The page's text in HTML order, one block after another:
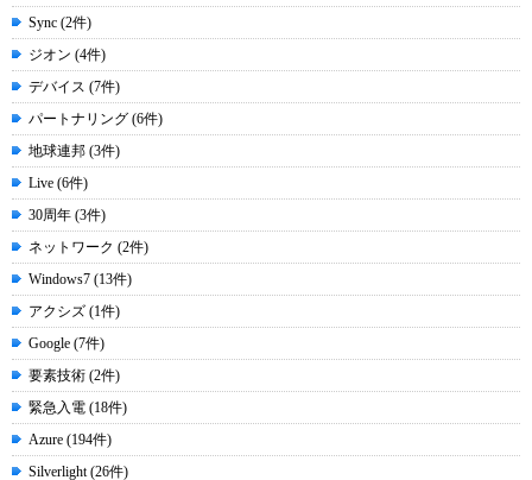
Sync (2件)
ジオン (4件)
デバイス (7件)
パートナリング (6件)
地球連邦 (3件)
Live (6件)
30周年 (3件)
ネットワーク (2件)
Windows7 (13件)
アクシズ (1件)
Google (7件)
要素技術 (2件)
緊急入電 (18件)
Azure (194件)
Silverlight (26件)